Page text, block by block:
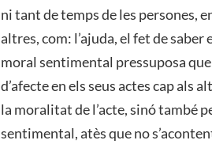
ni tant de temps de les persones,
altres, com: l’ajuda, el fet de
moral sentimental pressuposa
d’afecte en els seus actes cap als
la moralitat de l’acte, sinó també
sentimental, atès que no